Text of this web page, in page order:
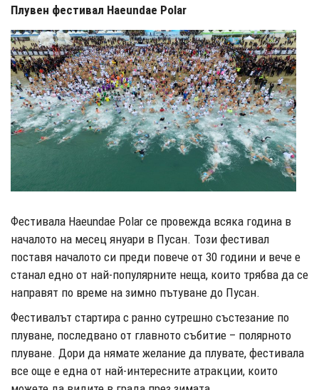
Плувен фестивал Haeundae Polar
Фестивала Haeundae Polar се провежда всяка година в
началото на месец януари в Пусан. Този фестивал
поставя началото си преди повече от 30 години и вече е
станал едно от най-популярните неща, които трябва да се
направят по време на зимно пътуване до Пусан.
Фестивалът стартира с ранно сутрешно състезание по
плуване, последвано от главното събитие – полярното
плуване. Дори да нямате желание да плувате, фестивала
все още е една от най-интересните атракции, които